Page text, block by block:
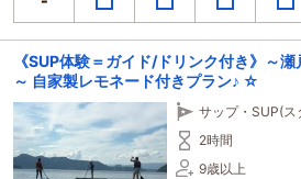
《SUP体験＝ガイド/ドリンク付き》～
～ 自家製レモネード付きプラン♪ ☆
サップ・SUP(ス
2時間
9歳以上